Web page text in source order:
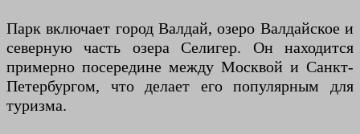
Парк включает город Валдай, озеро Валдайское и
северную часть озера Селигер. Он находится
примерно посередине между Москвой и Санкт-
Петербургом, что делает его популярным для
туризма.